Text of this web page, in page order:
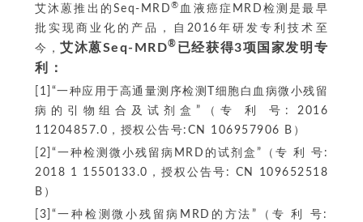
艾沐蒽推出的Seq-MRD® 血液癌症MRD检测是最早
批实现商业化的产品，自2016年研发专利技术至
今， 艾沐蒽Seq-MRD® 已经获得3项国家发明专
利：
[1]“一种应用于高通量测序检测T细胞白血病微小残留
病的引物组合及试剂盒”（专 利 号: 2016
11204857.0，授权公告号:CN 106957906 B）
[2]“一种检测微小残留病MRD的试剂盒”（专 利 号:
2018 1 1550133.0，授权公告号: CN 109652518
B）
[3]“一种检测微小残留病MRD的方法”（专 利 号: